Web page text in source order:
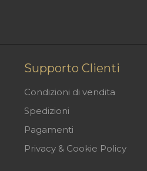
Supporto Clienti
Condizioni di vendita
Spedizioni
Pagamenti
Privacy & Cookie Policy